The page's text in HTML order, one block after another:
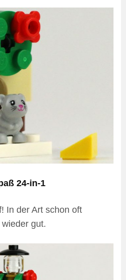
24-in-1
In der Art schon oft
gut.